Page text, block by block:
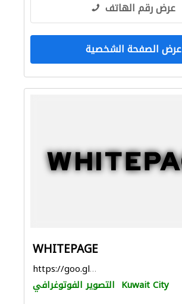
عرض رقم الهاتف
عرض الصفحة الشخصية
WHITEPAGE
https://goo.gl/maps/4nMj382yXmanUDkb6
التصوير الفوتوغرافي Kuwait City